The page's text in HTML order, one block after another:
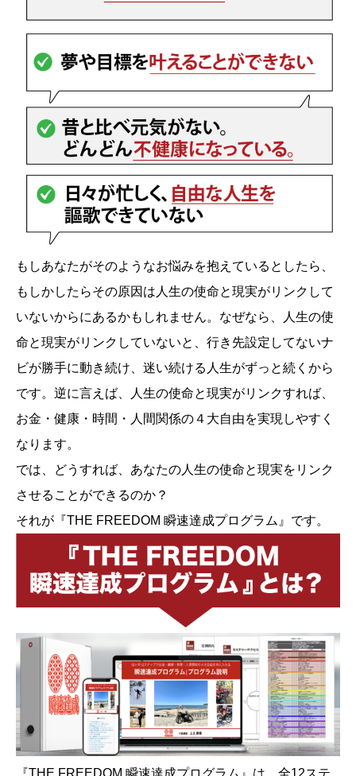
もしあなたがそのようなお悩みを抱えているとしたら、
もしかしたらその原因は人生の使命と現実がリンクして
いないからにあるかもしれません。なぜなら、人生の使
命と現実がリンクしていないと、行き先設定してないナ
ビが勝手に動き続け、迷い続ける人生がずっと続くから
です。逆に言えば、人生の使命と現実がリンクすれば、
お金・健康・時間・人間関係の４大自由を実現しやすく
なります。
では、どうすれば、あなたの人生の使命と現実をリンク
させることができるのか？
それが『THE FREEDOM 瞬速達成プログラム』です。